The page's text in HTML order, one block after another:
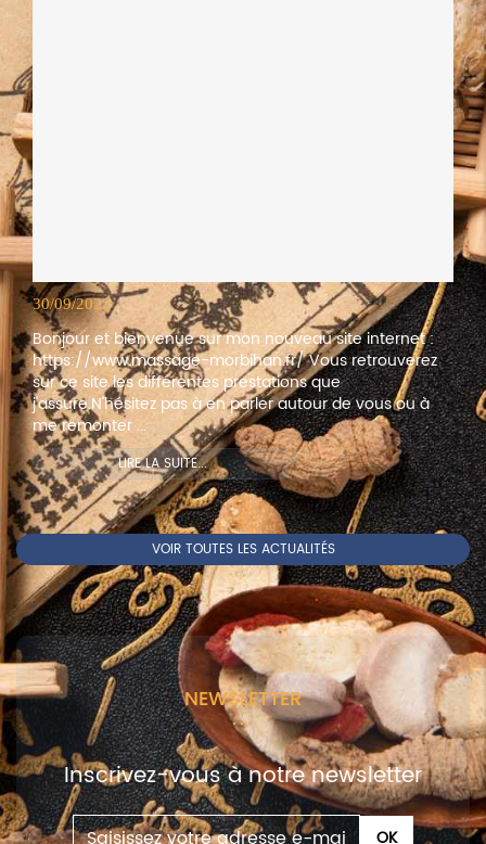
30/09/2022
Bonjour et bienvenue sur mon nouveau site internet :
https://www.massage-morbihan.fr/ Vous retrouverez
sur ce site les différentes prestations que
j'assure.N'hésitez pas à en parler autour de vous ou à
me remonter ...
LIRE LA SUITE...
VOIR TOUTES LES ACTUALITÉS
NEWSLETTER
Inscrivez-vous à notre newsletter